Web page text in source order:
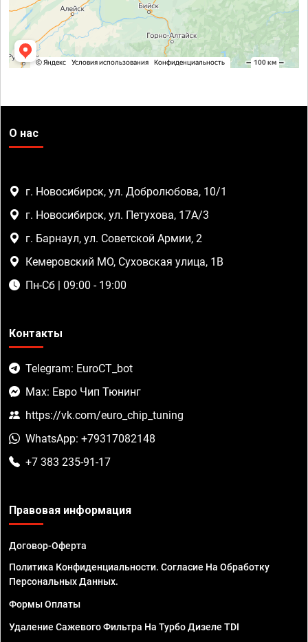
О нас
г. Новосибирск, ул. Добролюбова, 10/1
г. Новосибирск, ул. Петухова, 17А/3
г. Барнаул, ул. Советской Армии, 2
Кемеровский МО, Суховская улица, 1В
Пн-Сб | 09:00 - 19:00
Контакты
Telegram: EuroCT_bot
Max: Евро Чип Тюнинг
https://vk.com/euro_chip_tuning
WhatsApp: +79317082148
+7 383 235-91-17
Правовая информация
Договор-Оферта
Политика Конфиденциальности. Согласие На Обработку
Персональных Данных.
Формы Оплаты
Удаление Сажевого Фильтра На Турбо Дизеле TDI